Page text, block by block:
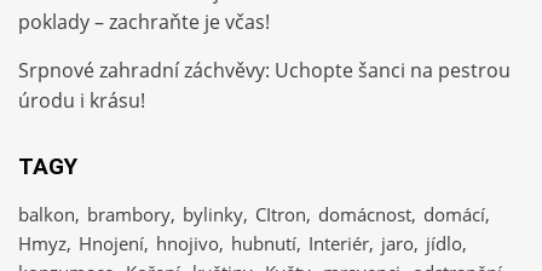
poklady – zachraňte je včas!
Srpnové zahradní záchvěvy: Uchopte šanci na pestrou
úrodu i krásu!
TAGY
balkon brambory bylinky CItron domácnost domácí
Hmyz Hnojení hnojivo hubnutí Interiér jaro jídlo